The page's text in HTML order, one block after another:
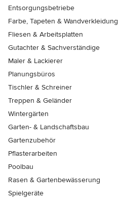
Entsorgungsbetriebe
Farbe, Tapeten & Wandverkleidung
Fliesen & Arbeitsplatten
Gutachter & Sachverständige
Maler & Lackierer
Planungsbüros
Tischler & Schreiner
Treppen & Geländer
Wintergärten
Garten- & Landschaftsbau
Gartenzubehör
Pflasterarbeiten
Poolbau
Rasen & Gartenbewässerung
Spielgeräte